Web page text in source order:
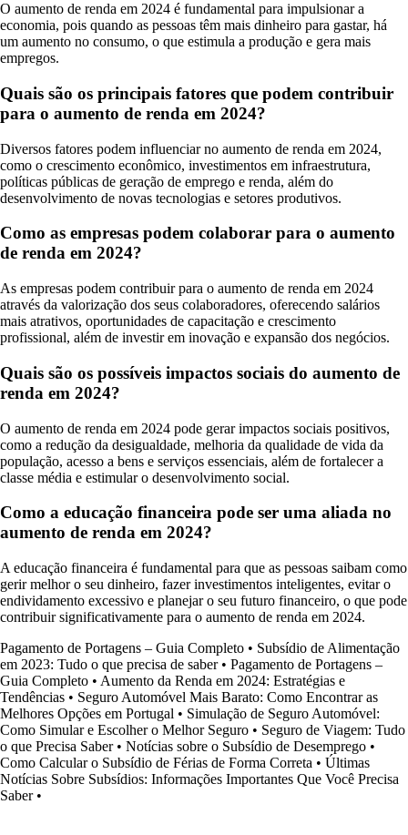
O aumento de renda em 2024 é fundamental para impulsionar a
economia, pois quando as pessoas têm mais dinheiro para gastar, há
um aumento no consumo, o que estimula a produção e gera mais
empregos.
Quais são os principais fatores que podem contribuir
para o aumento de renda em 2024?
Diversos fatores podem influenciar no aumento de renda em 2024,
como o crescimento econômico, investimentos em infraestrutura,
políticas públicas de geração de emprego e renda, além do
desenvolvimento de novas tecnologias e setores produtivos.
Como as empresas podem colaborar para o aumento
de renda em 2024?
As empresas podem contribuir para o aumento de renda em 2024
através da valorização dos seus colaboradores, oferecendo salários
mais atrativos, oportunidades de capacitação e crescimento
profissional, além de investir em inovação e expansão dos negócios.
Quais são os possíveis impactos sociais do aumento de
renda em 2024?
O aumento de renda em 2024 pode gerar impactos sociais positivos,
como a redução da desigualdade, melhoria da qualidade de vida da
população, acesso a bens e serviços essenciais, além de fortalecer a
classe média e estimular o desenvolvimento social.
Como a educação financeira pode ser uma aliada no
aumento de renda em 2024?
A educação financeira é fundamental para que as pessoas saibam como
gerir melhor o seu dinheiro, fazer investimentos inteligentes, evitar o
endividamento excessivo e planejar o seu futuro financeiro, o que pode
contribuir significativamente para o aumento de renda em 2024.
Pagamento de Portagens – Guia Completo • Subsídio de Alimentação
em 2023: Tudo o que precisa de saber• Pagamento de Portagens –
Guia Completo • Aumento da Renda em 2024: Estratégias e
Tendências • Seguro Automóvel Mais Barato: Como Encontrar as
Melhores Opções em Portugal • Simulação de Seguro Automóvel:
Como Simular e Escolher o Melhor Seguro • Seguro de Viagem: Tudo
o que Precisa Saber• Notícias sobre o Subsídio de Desemprego •
Como Calcular o Subsídio de Férias de Forma Correta • Últimas
Notícias Sobre Subsídios: Informações Importantes Que Você Precisa
Saber•